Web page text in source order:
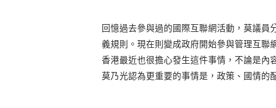
回憶過去參與過的國際互聯網活動，莫議
義規則。現在則變成政府開始參與管理互聯
香港最近也很擔心發生這件事情，不論是內
莫乃光認為更重要的事情是，政策、國情的